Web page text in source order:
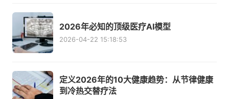
2026年必知的顶级医疗AI模型
2026-04-22 15:18:53
定义2026年的10大健康趋势：从节律健康
到冷热交替疗法